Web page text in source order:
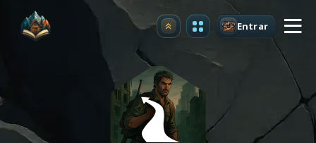
Atualizar Entrar